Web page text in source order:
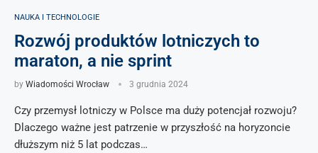
NAUKA I TECHNOLOGIE
Rozwój produktów lotniczych to
maraton, a nie sprint
by Wiadomości Wrocław 3 grudnia 2024
Czy przemysł lotniczy w Polsce ma duży potencjał rozwoju?
Dlaczego ważne jest patrzenie w przyszłość na horyzoncie
dłuższym niż 5 lat podczas…